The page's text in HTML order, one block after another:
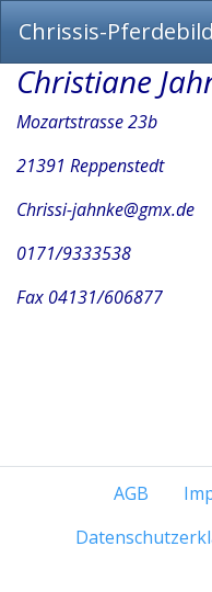
Chrissis-
Christiane
Mozartstrasse 23b
21391 Reppenstedt
Chrissi-jahnke@gmx.de
0171/9333538
Fax 04131/606877
AGB